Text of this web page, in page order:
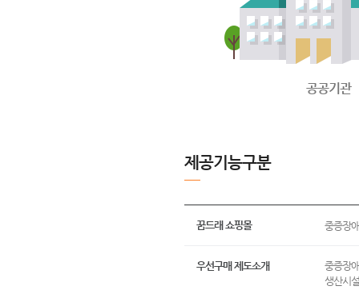
공공기관
제공기능구분
꿈드래 쇼핑몰 중증장
우선구매 제도소개
중증장
생산시